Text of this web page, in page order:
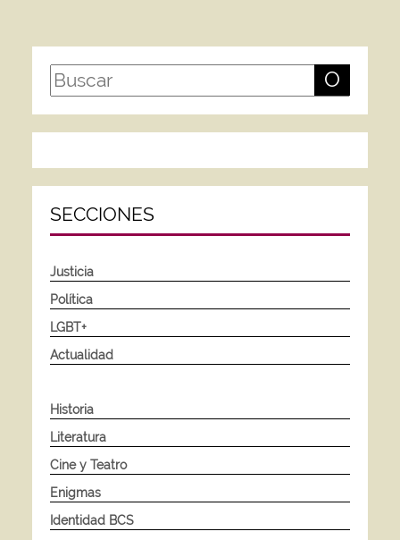
O
SECCIONES
Justicia
Política
LGBT+
Actualidad
Historia
Literatura
Cine y Teatro
Enigmas
Identidad BCS